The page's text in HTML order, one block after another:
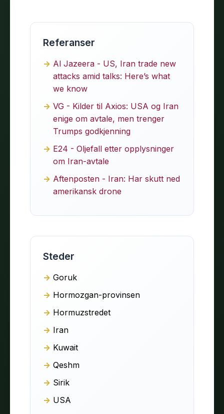
Referanser
Al Jazeera - US, Iran trade new
attacks amid talks: Here’s what
we know
VG - Kilder til Axios: USA og Iran
enige om avtale, men trenger
Trumps godkjenning
E24 - Oljefall etter opplysninger
om Iran-avtale
Aftenposten - Iran: Har skutt ned
amerikansk drone
Steder
Goruk
Hormozgan-provinsen
Hormuzstredet
Iran
Kuwait
Qeshm
Sirik
USA